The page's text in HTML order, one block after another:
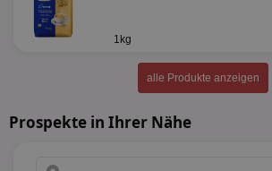
1kg
alle Produkte anzeigen
Prospekte in Ihrer Nähe